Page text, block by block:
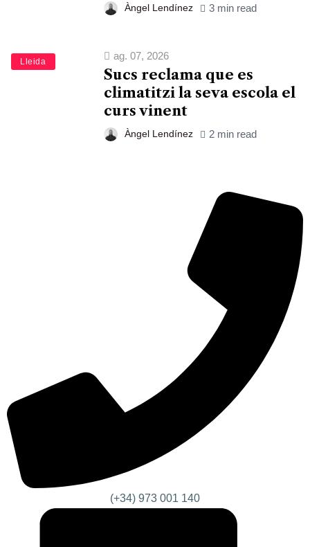
Àngel Lendínez 3 min read
Lleida
ag. 07, 2026
Sucs reclama que es
climatitzi la seva escola el
curs vinent
Àngel Lendínez 2 min read
(+34) 973 001 140